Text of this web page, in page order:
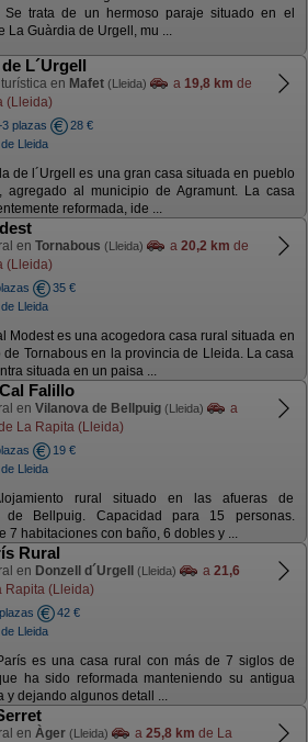
Se trata de un hermoso paraje situado en el
La Guàrdia de Urgell, mu ...
L´Urgell
en Mafet (Lleida) a 19,8 km de
(Lleida)
plazas
28 €
Lleida
de l´Urgell es una gran casa situada en pueblo
agregado al municipio de Agramunt. La casa
reformada, ide ...
en Tornabous (Lleida) a 20,2 km de
(Lleida)
35 €
Lleida
Modest es una acogedora casa rural situada en
de Tornabous en la provincia de Lleida. La casa
situada en un paisa ...
Falillo
en Vilanova de Bellpuig (Lleida)
a
La Rapita (Lleida)
19 €
Lleida
rural situado en las afueras de
de Bellpuig. Capacidad para 15 personas.
7 habitaciones con baño, 6 dobles y ...
Rural
en Donzell d´Urgell (Lleida) a 21,6
Rapita (Lleida)
42 €
Lleida
es una casa rural con más de 7 siglos de
ha sido reformada manteniendo su antigua
y dejando algunos detall ...
en Àger (Lleida) a 25,8 km de La